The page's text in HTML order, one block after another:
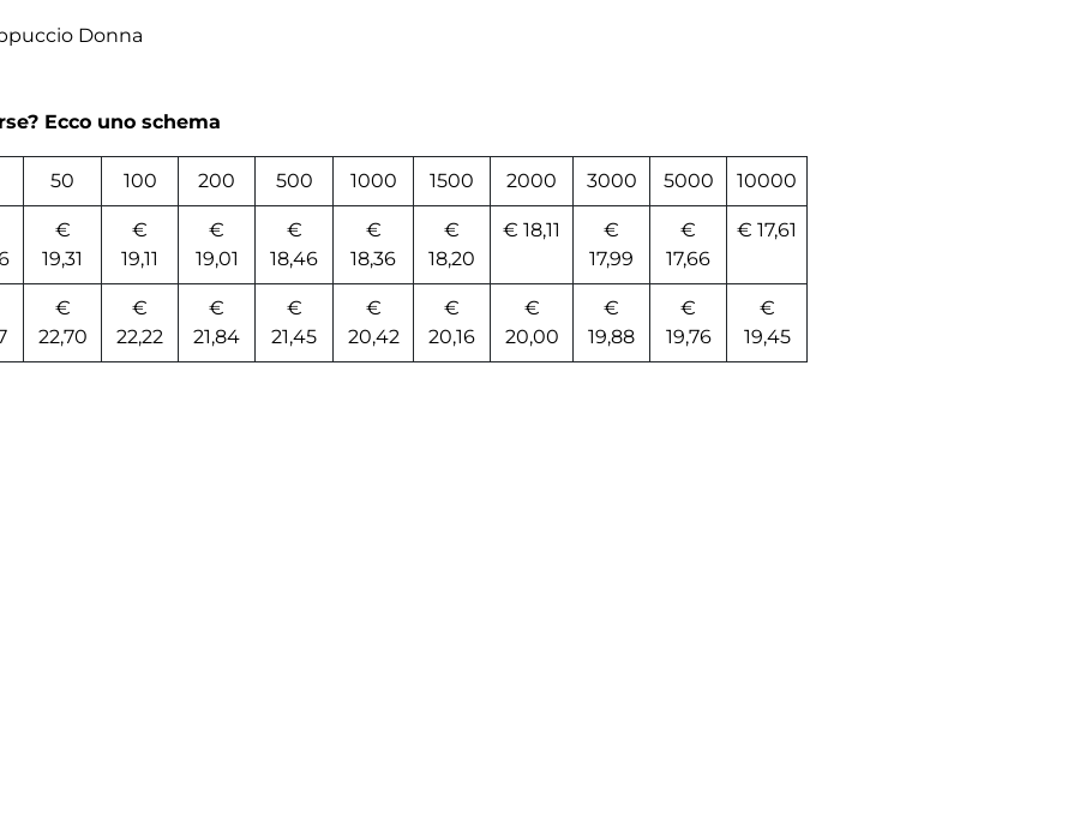
Donna
Ecco uno schema
50 100 200 500 1000 1500 2000 3000 5000 10000
€
19,31
€
19,11
€
19,01
€
18,46
€
18,36
€
18,20
€ 18,11
€
17,99
€
17,66
€ 17,61
€
22,70
€
22,22
€
21,84
€
21,45
€
20,42
€
20,16
€
20,00
€
19,88
€
19,76
€
19,45